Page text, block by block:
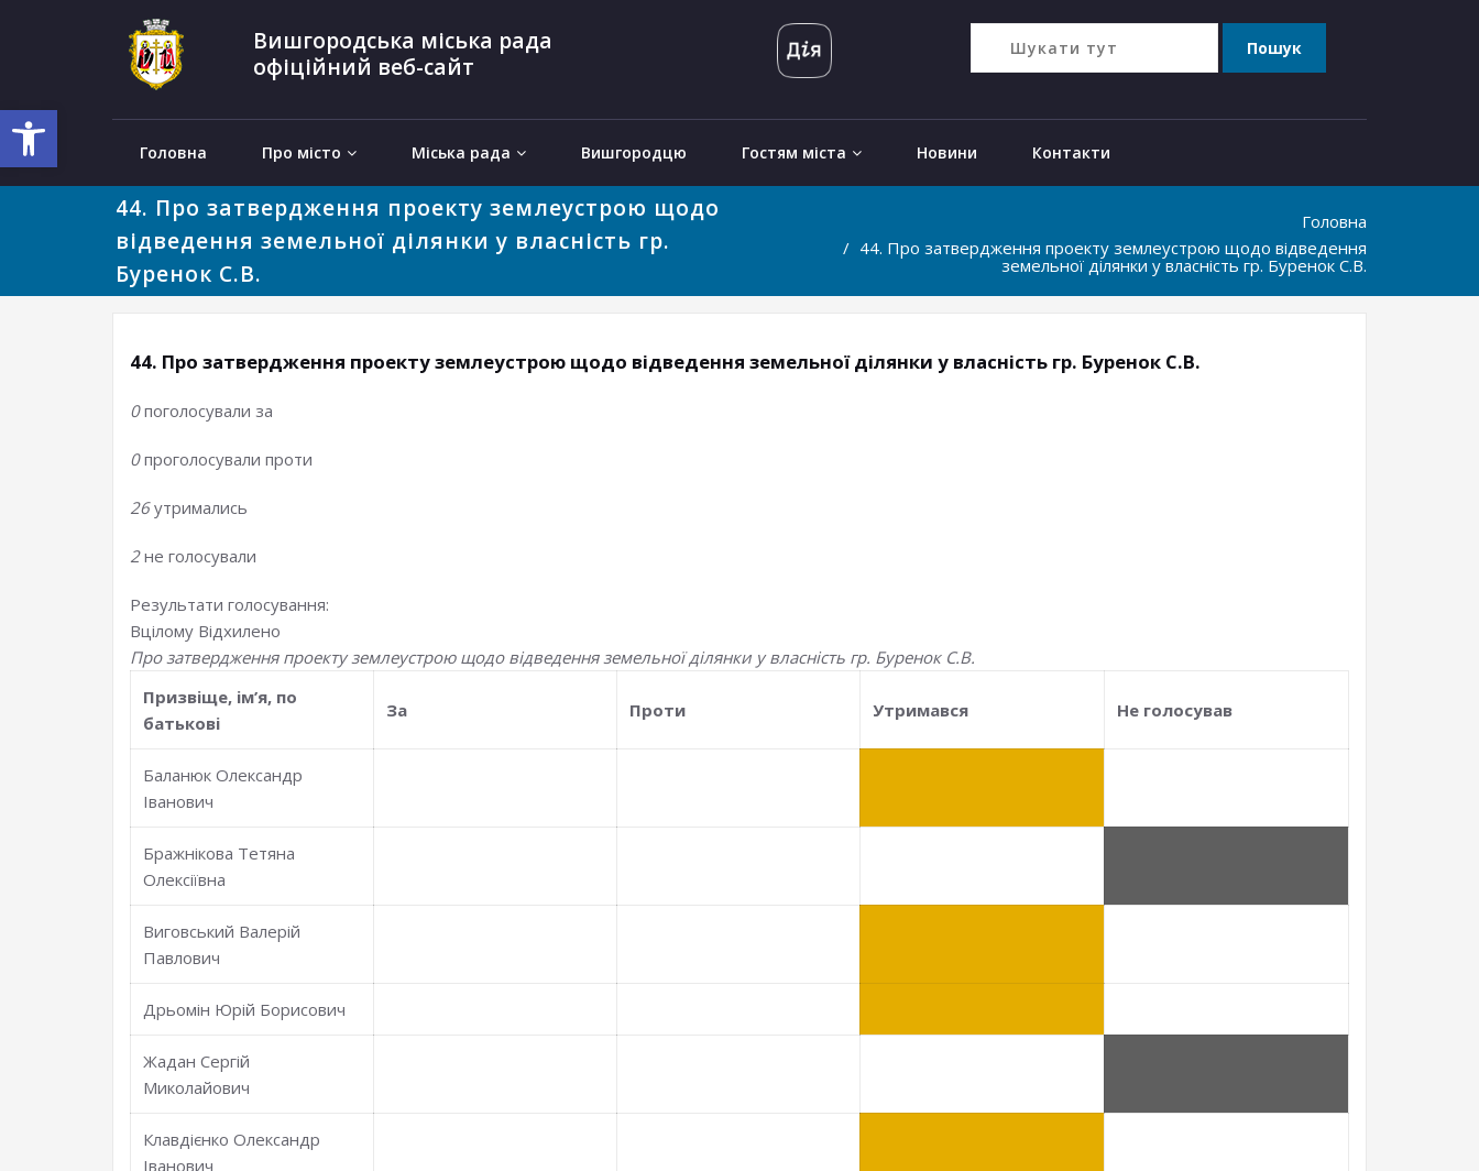
Відкрити Панель інструментів
Вишгородська міська рада
офіційний веб-сайт
Головна Про місто Міська рада Вишгородцю Гостям міста Новини Контакти
44. Про затвердження проекту землеустрою щодо
відведення земельної ділянки у власність гр.
Буренок С.В.
Головна
44. Про затвердження проекту землеустрою щодо відведення
земельної ділянки у власність гр. Буренок С.В.
44. Про затвердження проекту землеустрою щодо відведення земельної ділянки у власність гр. Буренок С.В.
0поголосували за
0проголосували проти
26утримались
2не голосували
Результати голосування:
Вцілому Відхилено
Про затвердження проекту землеустрою щодо відведення земельної ділянки у власність гр. Буренок С.В.
Призвiще, iм’я, по
батьковi
За Проти Утримався Не голосував
Баланюк Олександр
Іванович
Бражнікова Тетяна
Олексіївна
Виговський Валерій
Павлович
Дрьомін Юрій Борисович
Жадан Сергій
Миколайович
Клавдієнко Олександр
Іванович